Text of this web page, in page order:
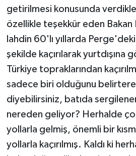
getirilmesi konusunda
özellikle teşekkür eden Bakan
lahdin 60'lı yıllarda
şekilde kaçırılarak yurtdışına
Türkiye topraklarından
sadece biri olduğunu
diyebilirsiniz, batıda
nereden geliyor? Herhalde çok
yollarla gelmiş, önemli bir
yollarla kaçırılmış. Kaldı ki